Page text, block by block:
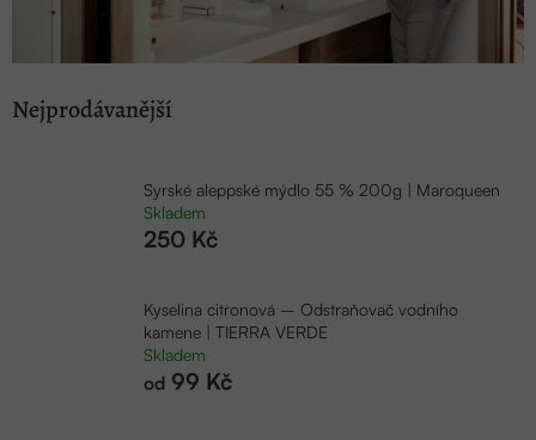
Nejprodávanější
Syrské aleppské mýdlo 55 % 200g | Maroqueen
Skladem
250 Kč
Kyselina citronová – Odstraňovač vodního
kamene | TIERRA VERDE
Skladem
od 99 Kč